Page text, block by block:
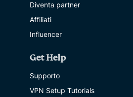
Diventa partner
Affiliati
Influencer
Get Help
Supporto
VPN Setup Tutorials